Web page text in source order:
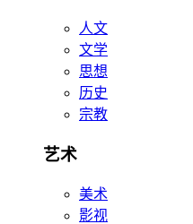
人文
文学
思想
历史
宗教
艺术
美术
影视